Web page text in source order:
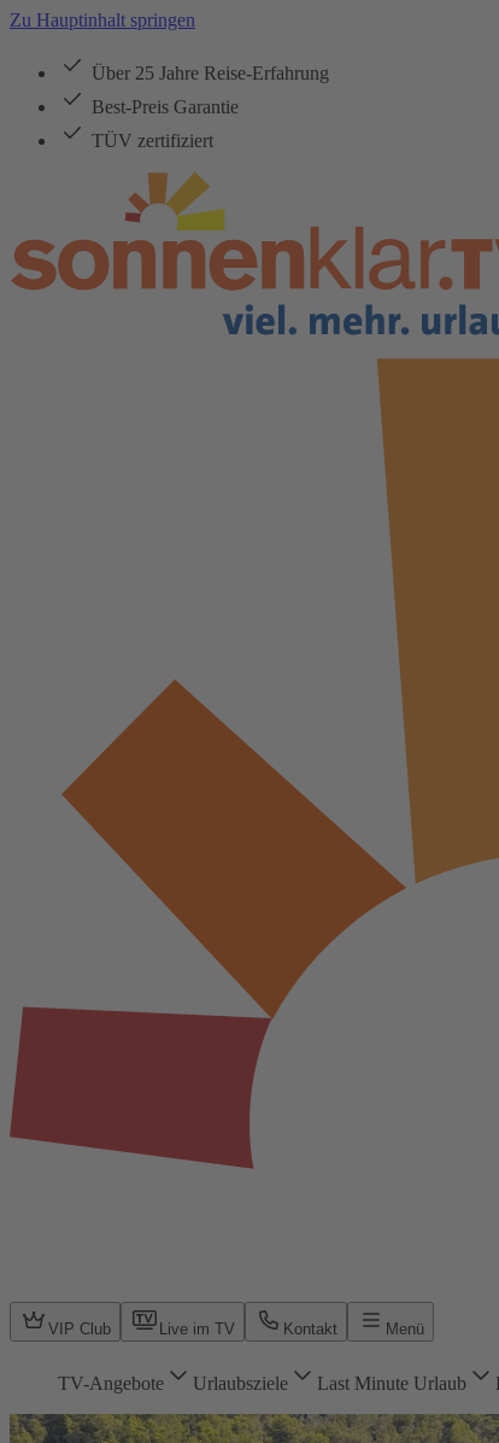
Zu Hauptinhalt springen
Über 25 Jahre Reise-Erfahrung
Best-Preis Garantie
TÜV zertifiziert
VIP Club Live im TV Kontakt Menü
TV-Angebote Urlaubsziele Last Minute Urlaub